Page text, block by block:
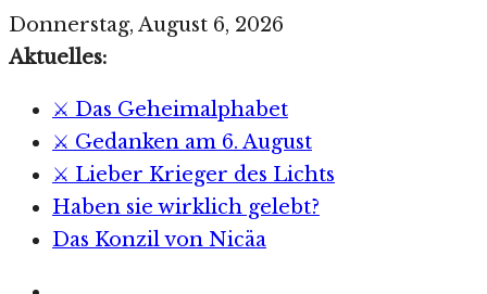
Zum
Inhalt
Donnerstag, August 6, 2026
Aktuelles:
⚔️ Das Geheimalphabet
⚔️ Gedanken am 6. August
⚔️ Lieber Krieger des Lichts
Haben sie wirklich gelebt?
Das Konzil von Nicäa